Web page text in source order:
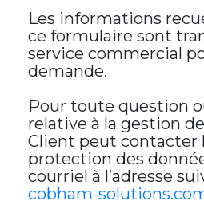
Les informations
ce formulaire sont
service commercial
demande.
Pour toute question
relative à la gestion
Client peut contacter
protection des
courriel à l’adresse
cobham-